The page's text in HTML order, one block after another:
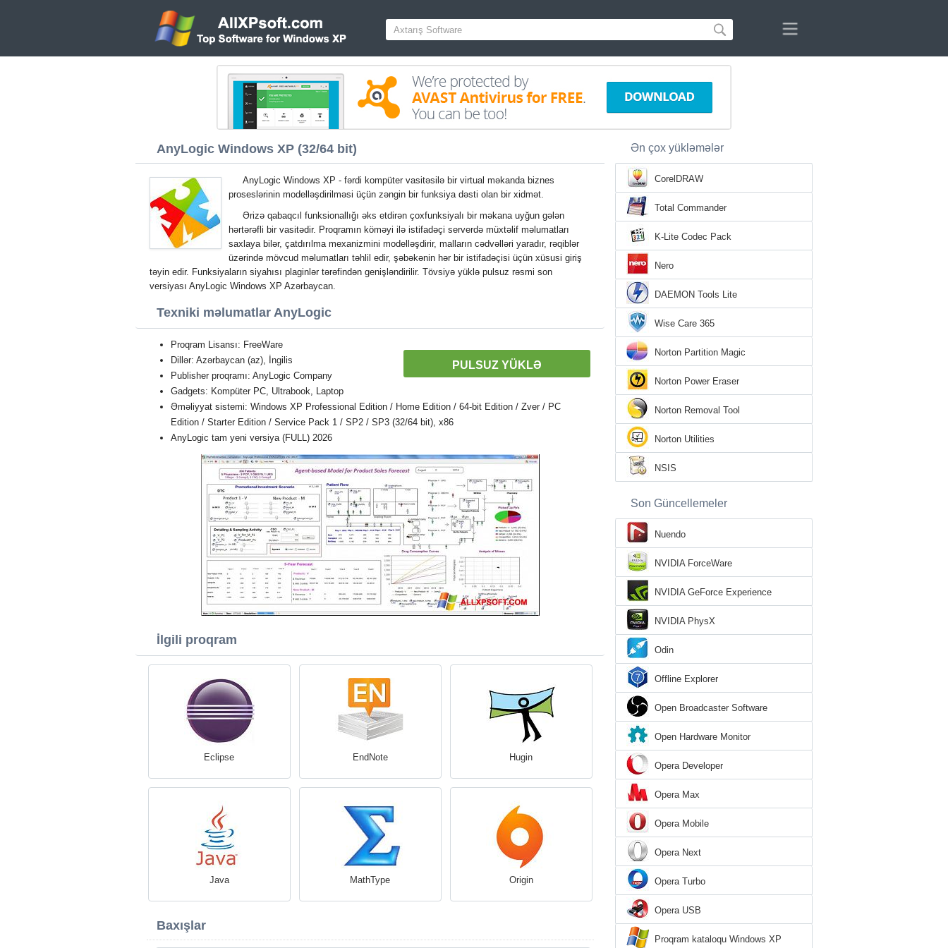
AnyLogic Windows XP (32/64 bit)
AnyLogic Windows XP - fərdi kompüter vasitəsilə bir virtual məkanda biznes
proseslərinin modelləşdirilməsi üçün zəngin bir funksiya dəsti olan bir xidmət.
Ərizə qabaqcıl funksionallığı əks etdirən çoxfunksiyalı bir məkana uyğun gələn
hərtərəfli bir vasitədir. Proqramın köməyi ilə istifadəçi serverdə müxtəlif məlumatları
saxlaya bilər, çatdırılma mexanizmini modelləşdirir, malların cədvəlləri yaradır, rəqiblər
üzərində mövcud məlumatları təhlil edir, şəbəkənin hər bir istifadəçisi üçün xüsusi giriş
təyin edir. Funksiyaların siyahısı plaginlər tərəfindən genişləndirilir. Tövsiyə yüklə pulsuz rəsmi son
versiyası AnyLogic Windows XP Azərbaycan.
Texniki məlumatlar AnyLogic
PULSUZ YÜKLƏ
Proqram Lisansı: FreeWare
Dillər: Azərbaycan (az), İngilis
Publisher proqramı: AnyLogic Company
Gadgets: Kompüter PC, Ultrabook, Laptop
Əməliyyat sistemi: Windows XP Professional Edition / Home Edition / 64-bit Edition / Zver / PC
Edition / Starter Edition / Service Pack 1 / SP2 / SP3 (32/64 bit), x86
AnyLogic tam yeni versiya (FULL) 2026
İlgili proqram
Eclipse EndNote Hugin
Java MathType Origin
Baxışlar
Ən çox yükləmələr
CorelDRAW
Total Commander
K-Lite Codec Pack
Nero
DAEMON Tools Lite
Wise Care 365
Norton Partition Magic
Norton Power Eraser
Norton Removal Tool
Norton Utilities
NSIS
Son Güncellemeler
Nuendo
NVIDIA ForceWare
NVIDIA GeForce Experience
NVIDIA PhysX
Odin
Offline Explorer
Open Broadcaster Software
Open Hardware Monitor
Opera Developer
Opera Max
Opera Mobile
Opera Next
Opera Turbo
Opera USB
Proqram kataloqu Windows XP